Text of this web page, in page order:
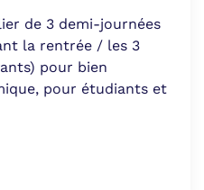
de 3 demi-journées
la rentrée / les 3
pour bien
pour étudiants et